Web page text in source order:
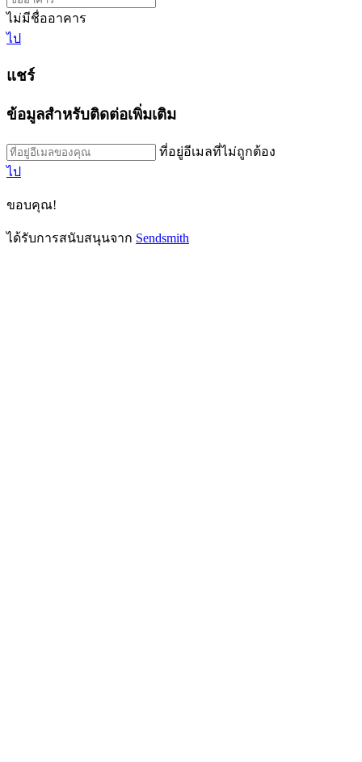
ไม่มีชื่ออาคาร
ไป
แชร์
ข้อมูลสำหรับติดต่อเพิ่มเติม
ที่อยู่อีเมลที่ไม่ถูกต้อง
ไป
ขอบคุณ!
ได้รับการสนับสนุนจาก Sendsmith